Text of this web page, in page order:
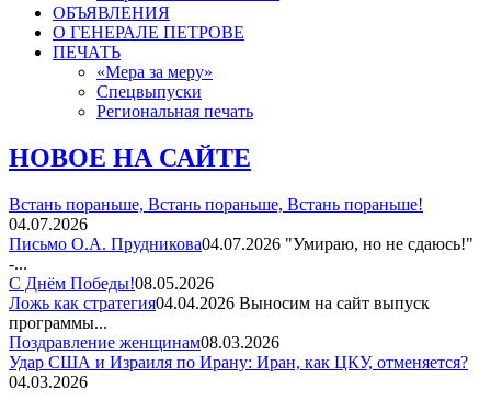
ОБЪЯВЛЕНИЯ
О ГЕНЕРАЛЕ ПЕТРОВЕ
ПЕЧАТЬ
«Мера за меру»
Спецвыпуски
Региональная печать
НОВОЕ НА САЙТЕ
Встань пораньше, Встань пораньше, Встань пораньше!
04.07.2026
Письмо О.А. Прудникова04.07.2026 "Умираю, но не сдаюсь!"
-...
С Днём Победы!08.05.2026
Ложь как стратегия04.04.2026 Выносим на сайт выпуск
программы...
Поздравление женщинам08.03.2026
Удар США и Израиля по Ирану: Иран, как ЦКУ, отменяется?
04.03.2026